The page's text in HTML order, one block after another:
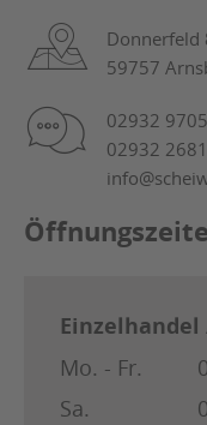
Donnerfeld
59757
02932
02932
Mo. - Fr.
Sa.